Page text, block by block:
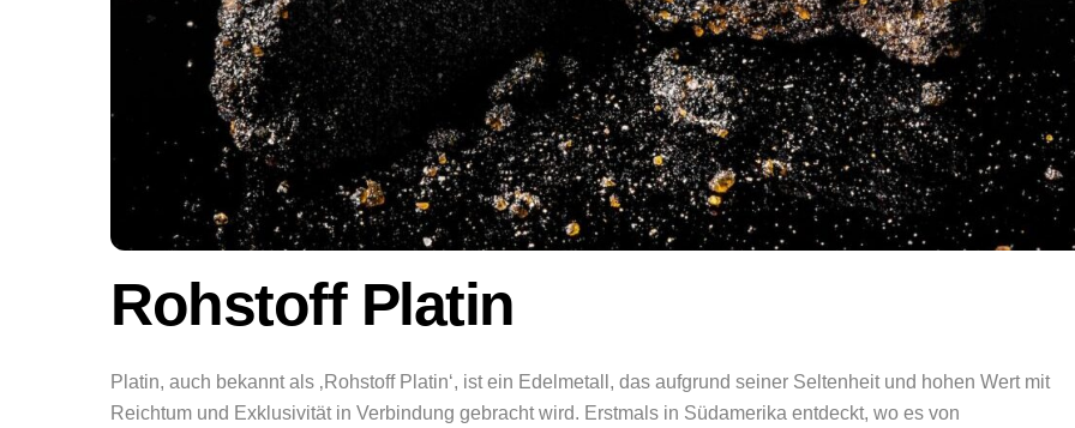
Rohstoff Platin
Platin, auch bekannt als ‚Rohstoff Platin‘, ist ein Edelmetall, das aufgrund seiner Seltenheit und hohen Wert mit
Reichtum und Exklusivität in Verbindung gebracht wird. Erstmals in Südamerika entdeckt, wo es von